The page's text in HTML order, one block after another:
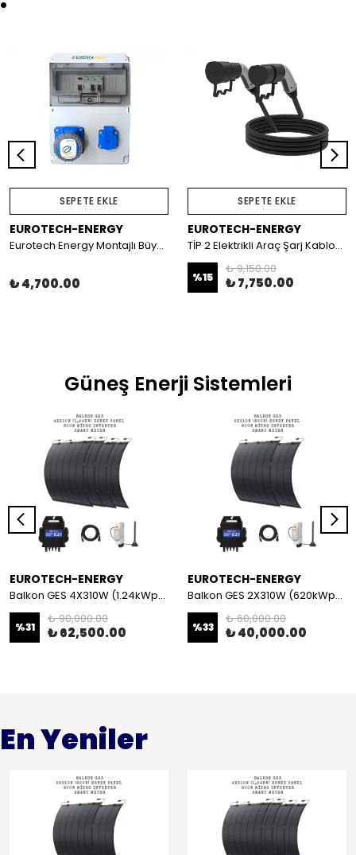
SEPETE EKLE
EUROTECH-ENERGY
Eurotech Energy Montajlı Büyük Kombinasyon Kutusu (Mavi Prizli – Tesla Uyumlu)
₺ 4,700.00
SEPETE EKLE
EUROTECH-ENERGY
TİP 2 Elektrikli Araç Şarj Kablosu 32A 8 metre
%15
₺ 9,150.00
₺ 7,750.00
Güneş Enerji Sistemleri
EUROTECH-ENERGY
Balkon GES 4X310W (1.24kWp) Esnek Panel + Mikro İnverter + Akıllı Sayaç Set
%31
₺ 90,000.00
₺ 62,500.00
EUROTECH-ENERGY
Balkon GES 2X310W (620kWp) Esnek Panel + Mikro İnverter + Akıllı Sayaç Set
%33
₺ 60,000.00
₺ 40,000.00
En Yeniler